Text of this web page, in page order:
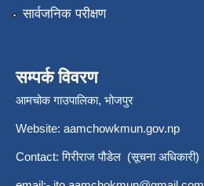
सार्वजनिक परीक्षण
सम्पर्क विवरण
आमचोक गाउपालिका, भोजपुर
Website: aamchowkmun.gov.np
Contact: गिरीराज पौडेल (सूचना अधिकारी)